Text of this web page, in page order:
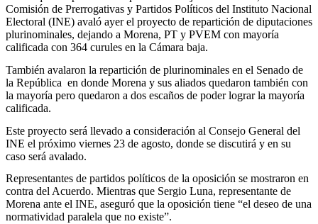
Comisión de Prerrogativas y Partidos Políticos del Instituto Nacional
Electoral (INE) avaló ayer el proyecto de repartición de diputaciones
plurinominales, dejando a Morena, PT y PVEM con mayoría
calificada con 364 curules en la Cámara baja.
También avalaron la repartición de plurinominales en el Senado de
la República en donde Morena y sus aliados quedaron también con
la mayoría pero quedaron a dos escaños de poder lograr la mayoría
calificada.
Este proyecto será llevado a consideración al Consejo General del
INE el próximo viernes 23 de agosto, donde se discutirá y en su
caso será avalado.
Representantes de partidos políticos de la oposición se mostraron en
contra del Acuerdo. Mientras que Sergio Luna, representante de
Morena ante el INE, aseguró que la oposición tiene “el deseo de una
normatividad paralela que no existe”.